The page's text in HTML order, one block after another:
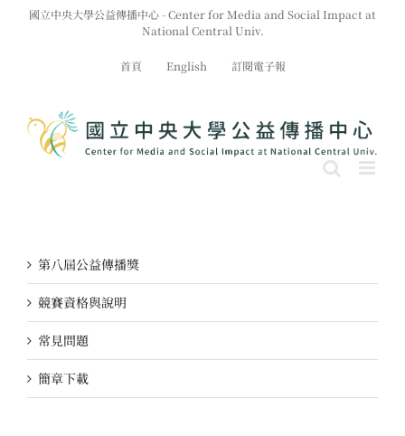
國立中央大學公益傳播中心 - Center for Media and Social Impact at
National Central Univ.
首頁 English 訂閱電子報
第八屆公益傳播獎
競賽資格與說明
常見問題
簡章下載